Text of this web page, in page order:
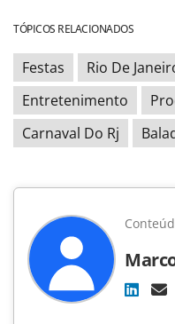
TÓPICOS RELACIONADOS
Festas Rio De
Entretenimento
Carnaval Do Rj